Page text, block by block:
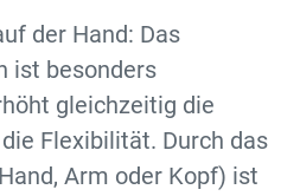
der Hand: Das
ist besonders
gleichzeitig die
Flexibilität. Durch das
Arm oder Kopf) ist